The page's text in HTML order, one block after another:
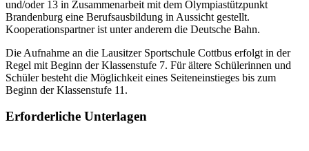
und/oder 13 in Zusammenarbeit mit dem Olympiastützpunkt
Brandenburg eine Berufsausbildung in Aussicht gestellt.
Kooperationspartner ist unter anderem die Deutsche Bahn.
Die Aufnahme an die Lausitzer Sportschule Cottbus erfolgt in der
Regel mit Beginn der Klassenstufe 7. Für ältere Schülerinnen und
Schüler besteht die Möglichkeit eines Seiteneinstieges bis zum
Beginn der Klassenstufe 11.
Erforderliche Unterlagen